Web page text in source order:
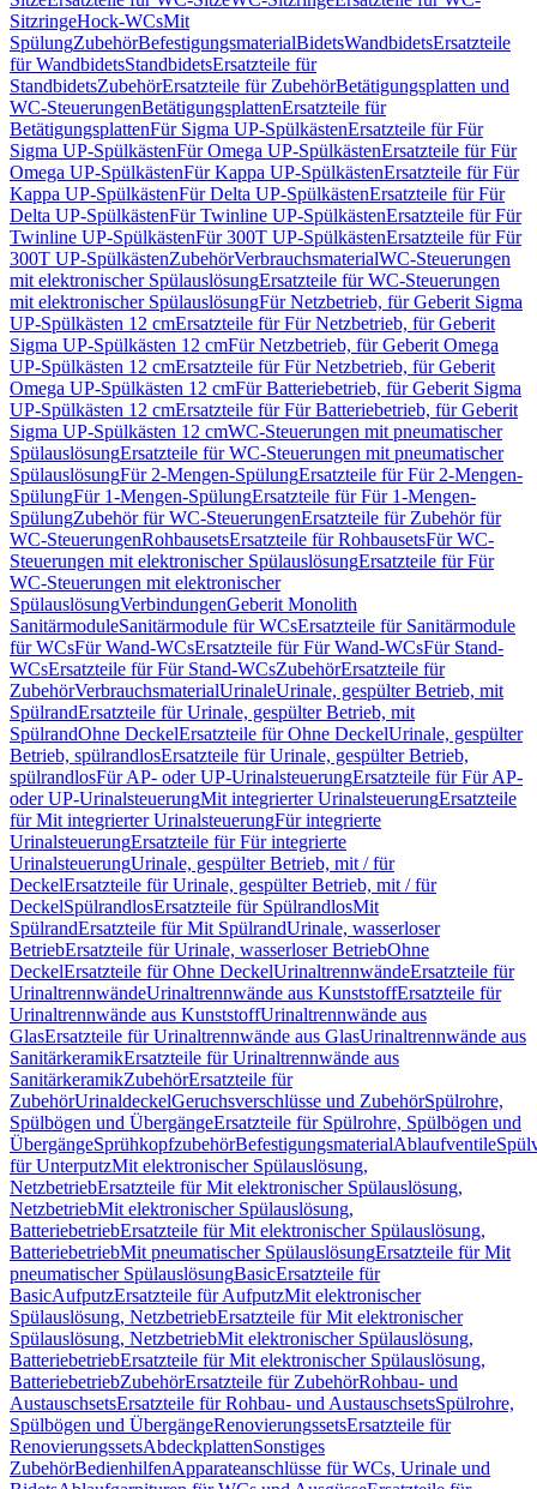
SitzringeHock-WCsMit
SpülungZubehörBefestigungsmaterialBidetsWandbidetsErsatzteile
für WandbidetsStandbidetsErsatzteile für
StandbidetsZubehörErsatzteile für ZubehörBetätigungsplatten und
WC-SteuerungenBetätigungsplattenErsatzteile für
BetätigungsplattenFür Sigma UP-SpülkästenErsatzteile für Für
Sigma UP-SpülkästenFür Omega UP-SpülkästenErsatzteile für Für
Omega UP-SpülkästenFür Kappa UP-SpülkästenErsatzteile für Für
Kappa UP-SpülkästenFür Delta UP-SpülkästenErsatzteile für Für
Delta UP-SpülkästenFür Twinline UP-SpülkästenErsatzteile für Für
Twinline UP-SpülkästenFür 300T UP-SpülkästenErsatzteile für Für
300T UP-SpülkästenZubehörVerbrauchsmaterialWC-Steuerungen
mit elektronischer SpülauslösungErsatzteile für WC-Steuerungen
mit elektronischer SpülauslösungFür Netzbetrieb, für Geberit Sigma
UP-Spülkästen 12 cmErsatzteile für Für Netzbetrieb, für Geberit
Sigma UP-Spülkästen 12 cmFür Netzbetrieb, für Geberit Omega
UP-Spülkästen 12 cmErsatzteile für Für Netzbetrieb, für Geberit
Omega UP-Spülkästen 12 cmFür Batteriebetrieb, für Geberit Sigma
UP-Spülkästen 12 cmErsatzteile für Für Batteriebetrieb, für Geberit
Sigma UP-Spülkästen 12 cmWC-Steuerungen mit pneumatischer
SpülauslösungErsatzteile für WC-Steuerungen mit pneumatischer
SpülauslösungFür 2-Mengen-SpülungErsatzteile für Für 2-Mengen-
SpülungFür 1-Mengen-SpülungErsatzteile für Für 1-Mengen-
SpülungZubehör für WC-SteuerungenErsatzteile für Zubehör für
WC-SteuerungenRohbausetsErsatzteile für RohbausetsFür WC-
Steuerungen mit elektronischer SpülauslösungErsatzteile für Für
WC-Steuerungen mit elektronischer
SpülauslösungVerbindungenGeberit Monolith
SanitärmoduleSanitärmodule für WCsErsatzteile für Sanitärmodule
für WCsFür Wand-WCsErsatzteile für Für Wand-WCsFür Stand-
WCsErsatzteile für Für Stand-WCsZubehörErsatzteile für
ZubehörVerbrauchsmaterialUrinaleUrinale, gespülter Betrieb, mit
SpülrandErsatzteile für Urinale, gespülter Betrieb, mit
SpülrandOhne DeckelErsatzteile für Ohne DeckelUrinale, gespülter
Betrieb, spülrandlosErsatzteile für Urinale, gespülter Betrieb,
spülrandlosFür AP- oder UP-UrinalsteuerungErsatzteile für Für AP-
oder UP-UrinalsteuerungMit integrierter UrinalsteuerungErsatzteile
für Mit integrierter UrinalsteuerungFür integrierte
UrinalsteuerungErsatzteile für Für integrierte
UrinalsteuerungUrinale, gespülter Betrieb, mit / für
DeckelErsatzteile für Urinale, gespülter Betrieb, mit / für
DeckelSpülrandlosErsatzteile für SpülrandlosMit
SpülrandErsatzteile für Mit SpülrandUrinale, wasserloser
BetriebErsatzteile für Urinale, wasserloser BetriebOhne
DeckelErsatzteile für Ohne DeckelUrinaltrennwändeErsatzteile für
UrinaltrennwändeUrinaltrennwände aus KunststoffErsatzteile für
Urinaltrennwände aus KunststoffUrinaltrennwände aus
GlasErsatzteile für Urinaltrennwände aus GlasUrinaltrennwände aus
SanitärkeramikErsatzteile für Urinaltrennwände aus
SanitärkeramikZubehörErsatzteile für
ZubehörUrinaldeckelGeruchsverschlüsse und ZubehörSpülrohre,
Spülbögen und ÜbergängeErsatzteile für Spülrohre, Spülbögen und
ÜbergängeSprühkopfzubehörBefestigungsmaterialAblaufventile
für UnterputzMit elektronischer Spülauslösung,
NetzbetriebErsatzteile für Mit elektronischer Spülauslösung,
NetzbetriebMit elektronischer Spülauslösung,
BatteriebetriebErsatzteile für Mit elektronischer Spülauslösung,
BatteriebetriebMit pneumatischer SpülauslösungErsatzteile für Mit
pneumatischer SpülauslösungBasicErsatzteile für
BasicAufputzErsatzteile für AufputzMit elektronischer
Spülauslösung, NetzbetriebErsatzteile für Mit elektronischer
Spülauslösung, NetzbetriebMit elektronischer Spülauslösung,
BatteriebetriebErsatzteile für Mit elektronischer Spülauslösung,
BatteriebetriebZubehörErsatzteile für ZubehörRohbau- und
AustauschsetsErsatzteile für Rohbau- und AustauschsetsSpülrohre,
Spülbögen und ÜbergängeRenovierungssetsErsatzteile für
RenovierungssetsAbdeckplattenSonstiges
ZubehörBedienhilfenApparateanschlüsse für WCs, Urinale und